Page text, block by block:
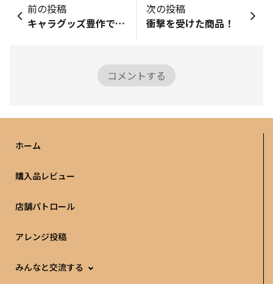
前の投稿
キャラグッズ豊作ですね！
次の投稿
衝撃を受けた商品！
コメントする
ホーム
購入品レビュー
店舗パトロール
アレンジ投稿
みんなと交流する